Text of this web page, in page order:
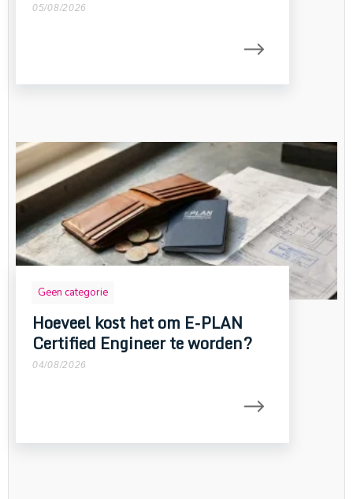
05/08/2026
Geen categorie
Hoeveel kost het om E-PLAN
Certified Engineer te worden?
04/08/2026